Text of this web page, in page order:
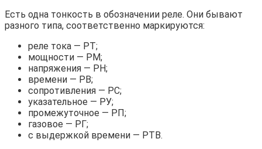
Есть одна тонкость в обозначении реле. Они бывают
разного типа, соответственно маркируются:
реле тока — РТ;
мощности — РМ;
напряжения — РН;
времени — РВ;
сопротивления — РС;
указательное — РУ;
промежуточное — РП;
газовое — РГ;
с выдержкой времени — РТВ.